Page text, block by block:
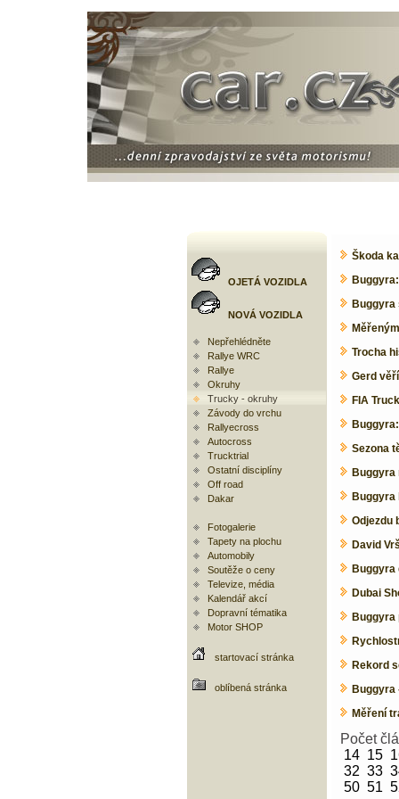
OJETÁ VOZIDLA
NOVÁ VOZIDLA
Nepřehlédněte
Rallye WRC
Rallye
Okruhy
Trucky - okruhy
Závody do vrchu
Rallyecross
Autocross
Trucktrial
Ostatní disciplíny
Off road
Dakar
Fotogalerie
Tapety na plochu
Automobily
Soutěže o ceny
Televize, média
Kalendář akcí
Dopravní tématika
Motor SHOP
startovací stránka
oblíbená stránka
Škoda
Buggyra
Trocha
Gerd
FIA
Sezona
Buggyra
Buggyra
Odjezdu
David
Buggyra
Dubai
Rekord
Buggyra
Měření
Počet
14 15
32 33
50 51